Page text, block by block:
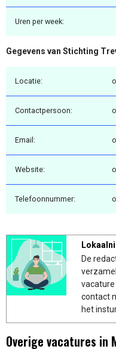
Uren per week:
Gegevens van Stichting
Locatie:
Contactpersoon:
Email:
Website:
Telefoonnummer:
De
vacature
contact
het
Overige vacatures in